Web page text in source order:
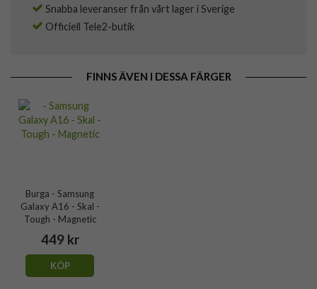
Snabba leveranser från vårt lager i Sverige
Officiell Tele2-butik
FINNS ÄVEN I DESSA FÄRGER
Burga - Samsung
Galaxy A16 - Skal -
Tough - Magnetic
449 kr
KÖP